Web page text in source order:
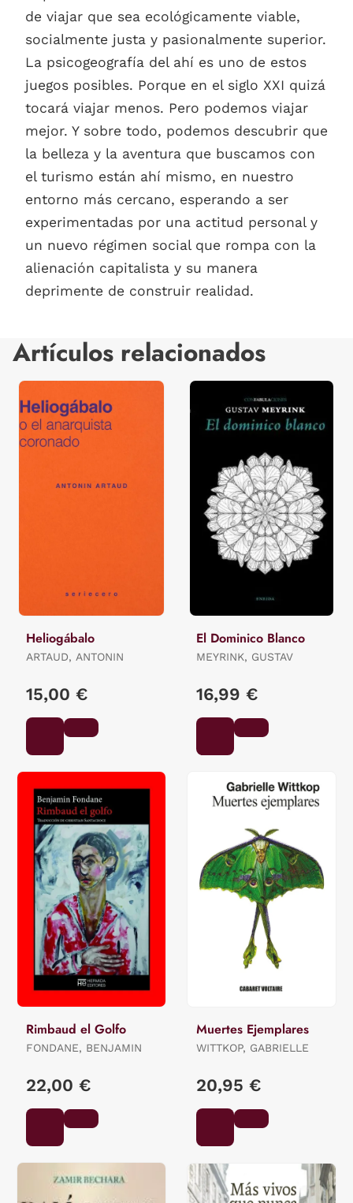
de viajar que sea ecológicamente viable,
socialmente justa y pasionalmente superior.
La psicogeografía del ahí es uno de estos
juegos posibles. Porque en el siglo XXI quizá
tocará viajar menos. Pero podemos viajar
mejor. Y sobre todo, podemos descubrir que
la belleza y la aventura que buscamos con
el turismo están ahí mismo, en nuestro
entorno más cercano, esperando a ser
experimentadas por una actitud personal y
un nuevo régimen social que rompa con la
alienación capitalista y su manera
deprimente de construir realidad.
Artículos relacionados
Heliogábalo
ARTAUD, ANTONIN
15,00 €
El Dominico Blanco
MEYRINK, GUSTAV
16,99 €
Rimbaud el Golfo
FONDANE, BENJAMIN
22,00 €
Muertes Ejemplares
WITTKOP, GABRIELLE
20,95 €